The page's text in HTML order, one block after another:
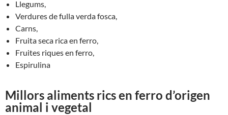
Llegums,
Verdures de fulla verda fosca,
Carns,
Fruita seca rica en ferro,
Fruites riques en ferro,
Espirulina
Millors aliments rics en ferro d’origen
animal i vegetal